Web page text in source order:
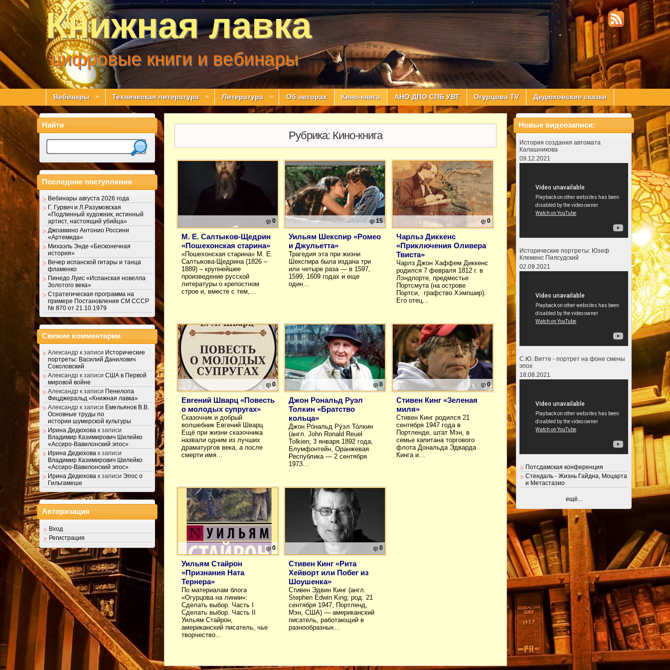
Книжная лавка
цифровые книги и вебинары
Вебинары Техническая литература Литература Об авторах Кино-книга АНО ДПО СПБ УВТ Огурцова TV Дедюховские сказки
Рубрика: Кино-книга
0
М. Е. Салтыков-Щедрин
«Пошехонская старина»
«Пошехонская старина» М. Е.
Салтыкова-Щедрина (1826 –
1889) – крупнейшее
произведение русской
литературы о крепостном
строе и, вместе с тем,…
15
Уильям Шекспир «Ромео
и Джульетта»
Трагедия эта при жизни
Шекспира была издана три
или четыре раза — в 1597,
1599, 1609 годах и еще
один…
0
Чарльз Диккенс
«Приключения Оливера
Твиста»
Чарлз Джон Хаффем Диккенс
родился 7 февраля 1812 г. в
Лэндпорте, предместье
Портсмута (на острове
Портси, графство Хэмпшир).
Его отец…
0
Евгений Шварц «Повесть
о молодых супругах»
Сказочник и добрый
волшебник Евгений Шварц
Ещё при жизни сказочника
назвали одним из лучших
драматургов века, а после
смерти имя…
0
Джон Рональд Руэл
Толкин «Братство
кольца»
Джон Ро́нальд Ру́эл То́лкин
(англ. John Ronald Reuel
Tolkien; 3 января 1892 года,
Блумфонтейн, Оранжевая
Республика — 2 сентября
1973…
0
Стивен Кинг «Зеленая
миля»
Стивен Кинг родился 21
сентября 1947 года в
Портленде, штат Мэн, в
семье капитана торгового
флота Дональда Эдварда
Кинга и…
0
Уильям Стайрон
«Признания Ната
Тернера»
По материалам блога
«Огурцова на линии«:
Сделать выбор. Часть I
Сделать выбор. Часть II
Уильям Стайрон,
американский писатель, чье
творчество…
0
Стивен Кинг «Рита
Хейворт или Побег из
Шоушенка»
Стивен Эдвин Кинг (англ.
Stephen Edwin King; род. 21
сентября 1947, Портленд,
Мэн, США) — американский
писатель, работающий в
разнообразных…
Найти
Последние поступления
Вебинары августа 2026 года
Г. Гурвич и Л.Разумовская
«Подлинный художник, истинный
артист, настоящий убийца»
Джоаккино Антонио Россини
«Артемида»
Михаэль Энде «Бесконечная
история»
Вечер испанской гитары и танца
фламенко
Пинедо Луис «Испанская новелла
Золотого века»
Стратегическая программа на
примере Постановления СМ СССР
№ 870 от 21.10.1979
Свежие комментарии
Александр к записи Исторические
портреты: Василий Данилович
Соколовский
Александр к записи США в Первой
мировой войне
Александр к записи Пенелопа
Фицджеральд «Книжная лавка»
Александр к записи Емельянов В.В.
Основные труды по
истории шумерской культуры
Ирина Дедюхова к записи
Владимир Казимирович Шилейко
«Ассиро-Вавилонский эпос»
Ирина Дедюхова к записи
Владимир Казимирович Шилейко
«Ассиро-Вавилонский эпос»
Ирина Дедюхова к записи Эпос о
Гильгамеше
Авторизация
Вход
Регистрация
Новые видеозаписи:
История создания автомата
Калашникова
09.12.2021
Исторические портреты: Юзеф
Клеменс Пилсудский
02.09.2021
С.Ю. Витте - портрет на фоне смены
эпох
18.08.2021
Потсдамская конференция
Стендаль - Жизнь Гайдна, Моцарта
и Метастазио
ещё...